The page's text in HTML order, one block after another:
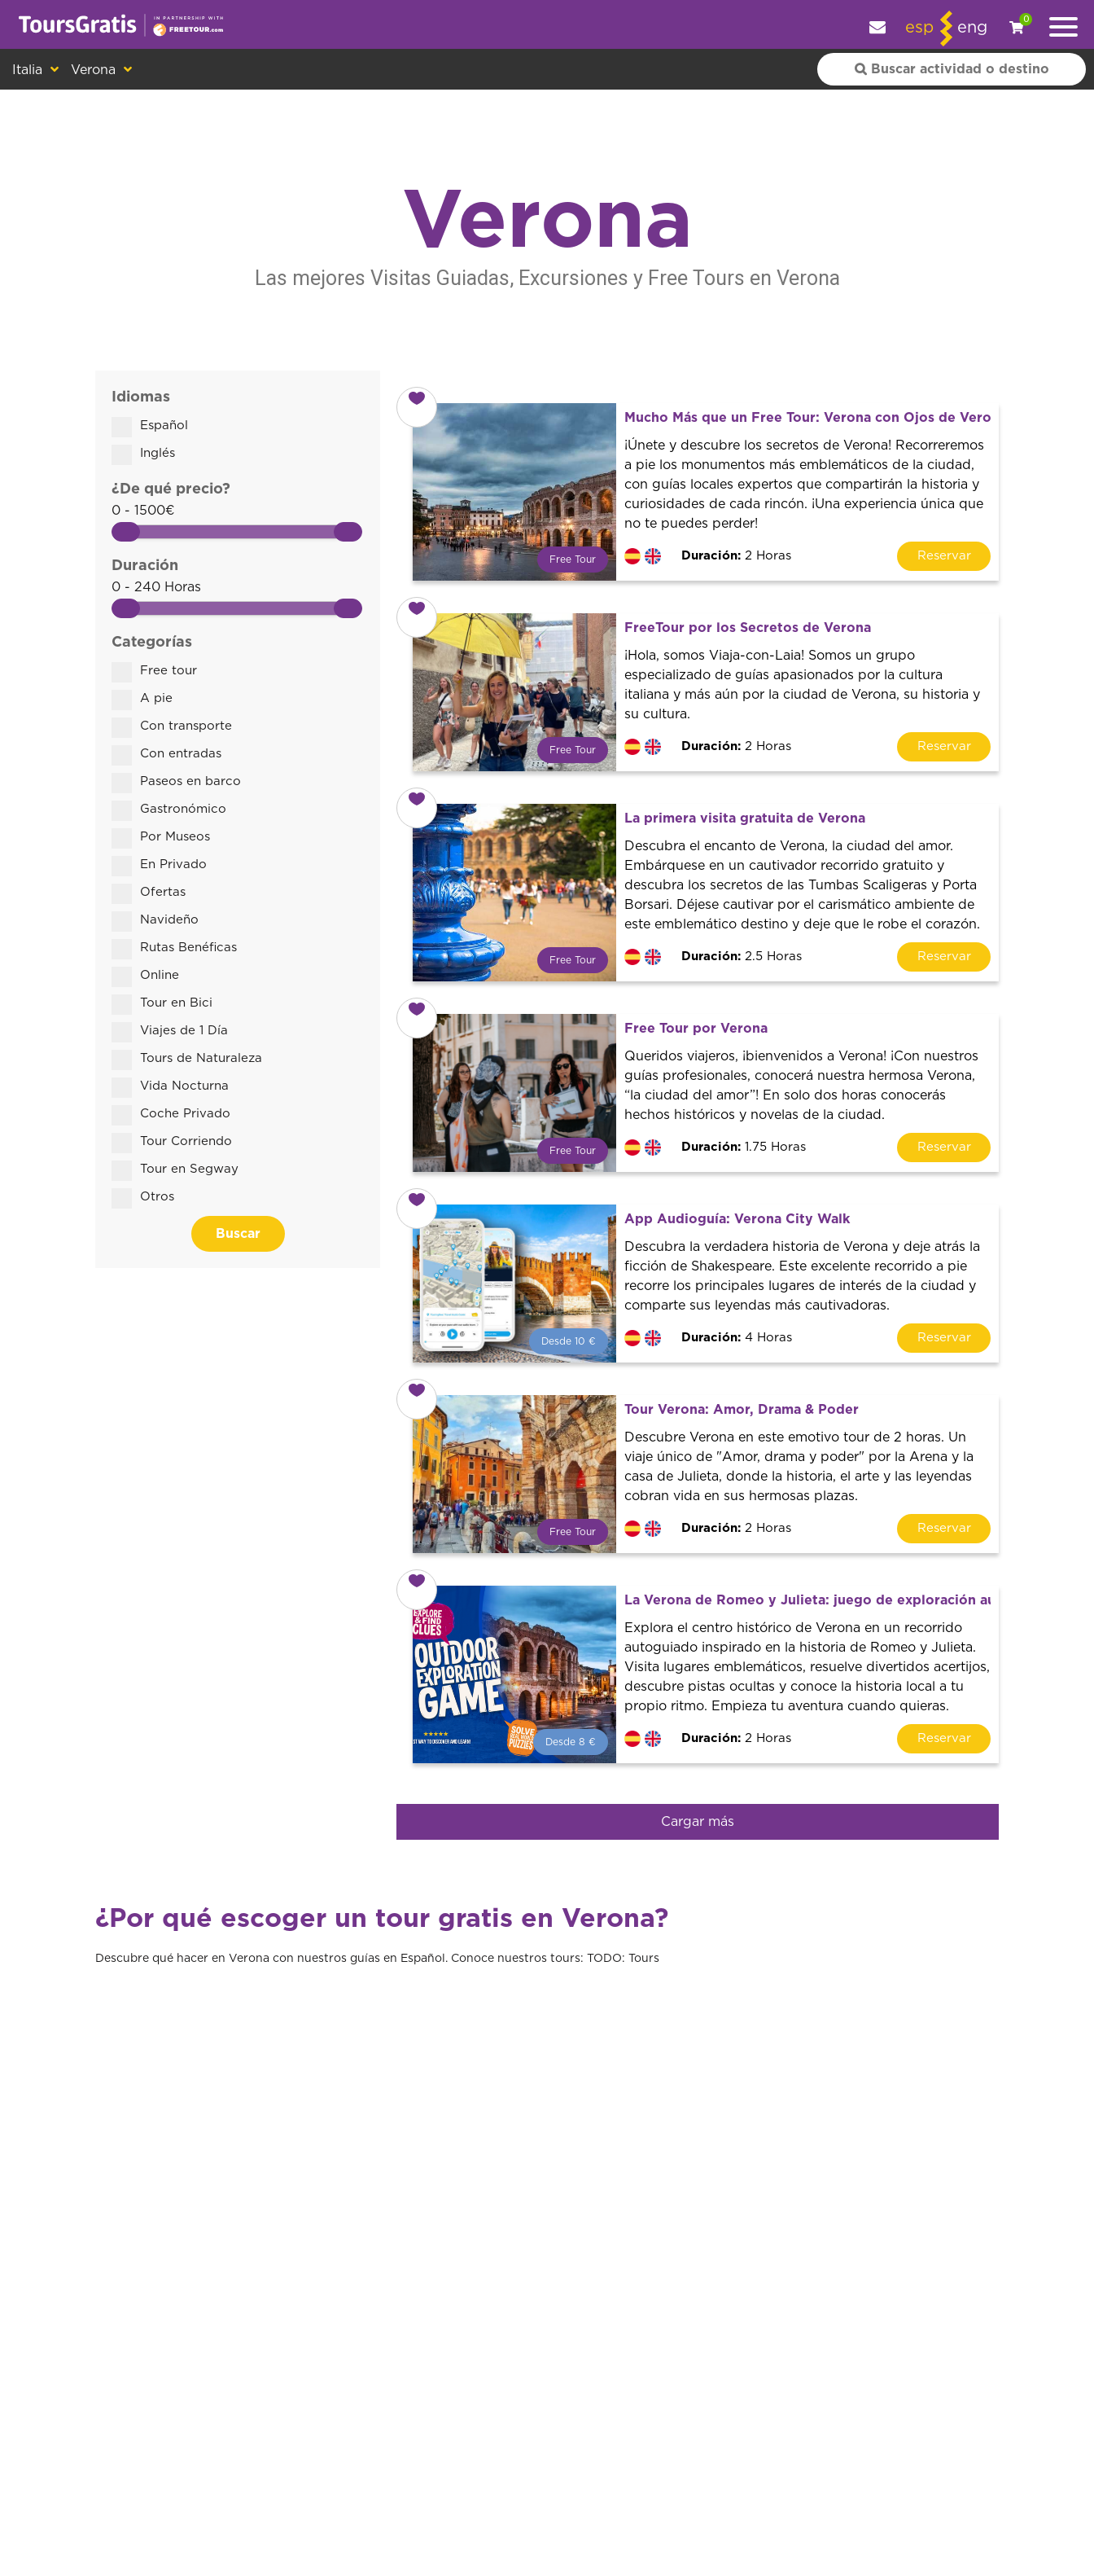
esp eng
0
Italia Verona
Verona
Las mejores Visitas Guiadas, Excursiones y Free Tours en Verona
Idiomas
Español
Inglés
¿De qué precio?
0 - 1500€
Duración
0 - 240 Horas
Categorías
Free tour
A pie
Con transporte
Con entradas
Paseos en barco
Gastronómico
Por Museos
En Privado
Ofertas
Navideño
Rutas Benéficas
Online
Tour en Bici
Viajes de 1 Día
Tours de Naturaleza
Vida Nocturna
Coche Privado
Tour Corriendo
Tour en Segway
Otros
Buscar
Free Tour
Tendencia mundial en rutas
turísticas. Reserva sin coste con
un guía profesional. ¡El precio es
libre! Por lo que al finalizar la
experiencia tú le pones el precio.
Mucho Más que un Free Tour: Verona con Ojos de Veronés
¡Únete y descubre los secretos de Verona! Recorreremos
a pie los monumentos más emblemáticos de la ciudad,
con guías locales expertos que compartirán la historia y
curiosidades de cada rincón. ¡Una experiencia única que
no te puedes perder!
Duración: 2 Horas Reservar
Free Tour
Tendencia mundial en rutas
turísticas. Reserva sin coste con
un guía profesional. ¡El precio es
libre! Por lo que al finalizar la
experiencia tú le pones el precio.
FreeTour por los Secretos de Verona
¡Hola, somos Viaja-con-Laia! Somos un grupo
especializado de guías apasionados por la cultura
italiana y más aún por la ciudad de Verona, su historia y
su cultura.
Duración: 2 Horas Reservar
Free Tour
Tendencia mundial en rutas
turísticas. Reserva sin coste con
un guía profesional. ¡El precio es
libre! Por lo que al finalizar la
experiencia tú le pones el precio.
La primera visita gratuita de Verona
Descubra el encanto de Verona, la ciudad del amor.
Embárquese en un cautivador recorrido gratuito y
descubra los secretos de las Tumbas Scaligeras y Porta
Borsari. Déjese cautivar por el carismático ambiente de
este emblemático destino y deje que le robe el corazón.
Duración: 2.5 Horas Reservar
Free Tour
Tendencia mundial en rutas
turísticas. Reserva sin coste con
un guía profesional. ¡El precio es
libre! Por lo que al finalizar la
experiencia tú le pones el precio.
Free Tour por Verona
Queridos viajeros, ¡bienvenidos a Verona! ¡Con nuestros
guías profesionales, conocerá nuestra hermosa Verona,
“la ciudad del amor”! En solo dos horas conocerás
hechos históricos y novelas de la ciudad.
Duración: 1.75 Horas Reservar
Desde 10 €
¡Reserva con nosotros!
Colaboramos con los mejores
guías de la ciudad para tener el
mejor precio y servicio.
App Audioguía: Verona City Walk
Descubra la verdadera historia de Verona y deje atrás la
ficción de Shakespeare. Este excelente recorrido a pie
recorre los principales lugares de interés de la ciudad y
comparte sus leyendas más cautivadoras.
Duración: 4 Horas Reservar
Free Tour
Tendencia mundial en rutas
turísticas. Reserva sin coste con
un guía profesional. ¡El precio es
libre! Por lo que al finalizar la
experiencia tú le pones el precio.
Tour Verona: Amor, Drama & Poder
Descubre Verona en este emotivo tour de 2 horas. Un
viaje único de "Amor, drama y poder" por la Arena y la
casa de Julieta, donde la historia, el arte y las leyendas
cobran vida en sus hermosas plazas.
Duración: 2 Horas Reservar
Desde 8 €
La Verona de Romeo y Julieta: juego de exploración autoguiado y
Explora el centro histórico de Verona en un recorrido
autoguiado inspirado en la historia de Romeo y Julieta.
Visita lugares emblemáticos, resuelve divertidos acertijos,
descubre pistas ocultas y conoce la historia local a tu
propio ritmo. Empieza tu aventura cuando quieras.
Duración: 2 Horas Reservar
Cargar más
¿Por qué escoger un tour gratis en Verona?
Descubre qué hacer en Verona con nuestros guías en Español. Conoce nuestros tours: TODO: Tours
¡Este es otro mensaje sobre las cookies! Todo el mundo come galletas, pero nosotros las utilizamos para mejorar el servicio y personalizar tu experiencia. + información